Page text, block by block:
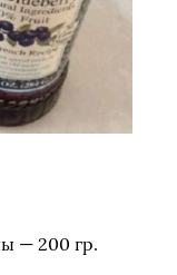
— 200 гр.